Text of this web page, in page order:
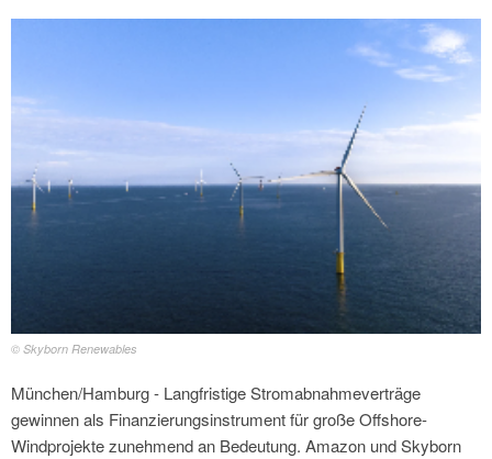
© Skyborn Renewables
München/Hamburg - Langfristige Stromabnahmeverträge
gewinnen als Finanzierungsinstrument für große Offshore-
Windprojekte zunehmend an Bedeutung. Amazon und Skyborn